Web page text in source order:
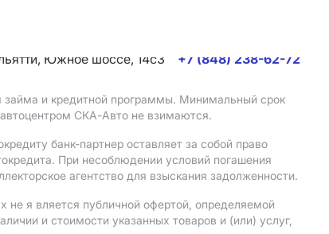
Южное шоссе, 14с3
+7 (848) 238-62-72
займа и кредитной программы. Минимальный срок
СКА-Авто не взимаются.
банк-партнер оставляет за собой право
При несоблюдении условий погашения
агентство для взыскания задолженности.
не я вляется публичной офертой, определяемой
и стоимости указанных товаров и (или) услуг,